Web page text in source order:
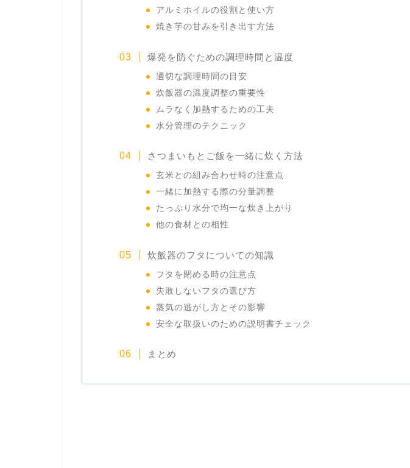
アルミホイルの役割と使い方
焼き芋の甘みを引き出す方法
爆発を防ぐための調理時間と温度
適切な調理時間の目安
炊飯器の温度調整の重要性
ムラなく加熱するための工夫
水分管理のテクニック
さつまいもとご飯を一緒に炊く方法
玄米との組み合わせ時の注意点
一緒に加熱する際の分量調整
たっぷり水分で均一な炊き上がり
他の食材との相性
炊飯器のフタについての知識
フタを閉める時の注意点
失敗しないフタの選び方
蒸気の逃がし方とその影響
安全な取扱いのための説明書チェック
まとめ